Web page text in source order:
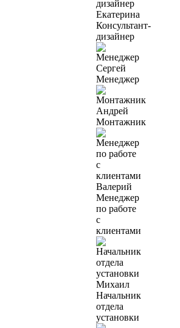
Екатерина
Консультант-
дизайнер
Сергей
Менеджер
Андрей
Монтажник
Валерий
Менеджер
по работе
с
клиентами
Михаил
Начальник
отдела
установки